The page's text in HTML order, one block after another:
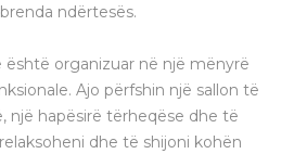
ndërtesës.
është organizuar në një mënyrë
Ajo përfshin një sallon të
një hapësirë tërheqëse dhe të
dhe të shijoni kohën